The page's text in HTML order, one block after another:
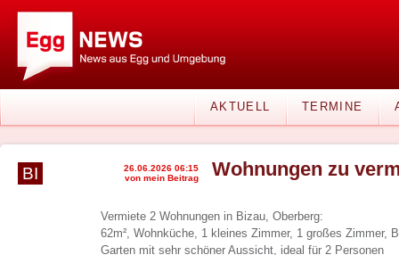
AKTUELL TERMINE
BI
26.06.2026 06:15
von mein Beitrag
Wohnungen zu
Vermiete 2 Wohnungen in Bizau, Oberberg:
62m², Wohnküche, 1 kleines Zimmer, 1 großes Zimmer,
Garten mit sehr schöner Aussicht, ideal für 2 Personen